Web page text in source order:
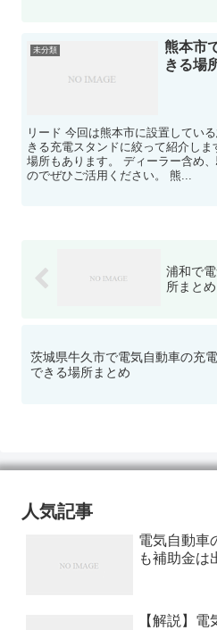
未分類
熊本市
きる場
リード 今回は熊本市に設置してい
きる充電スタンドに絞って紹介し
場所もあります。 ディーラー含め
のでぜひご活用ください。 熊...
浦和で
所まとめ
茨城県牛久市で電気自動車の充
できる場所まとめ
人気記事
電気自動車
も補助金は
【解説】